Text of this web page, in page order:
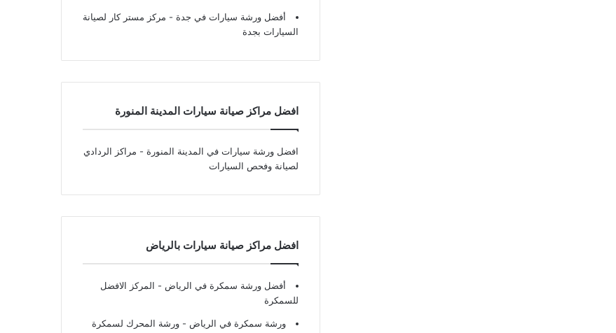
أفضل ورشة سيارات في جدة - مركز مستر كار لصيانة
السيارات بجدة
افضل مراكز صيانة سيارات المدينة المنورة
افضل ورشة سيارات في المدينة المنورة - مراكز الردادي
لصيانة وفحص السيارات
افضل مراكز صيانة سيارات بالرياض
أفضل ورشة سمكرة في الرياض - المركز الافضل
للسمكرة
ورشة سمكرة في الرياض - ورشة المحرك لسمكرة